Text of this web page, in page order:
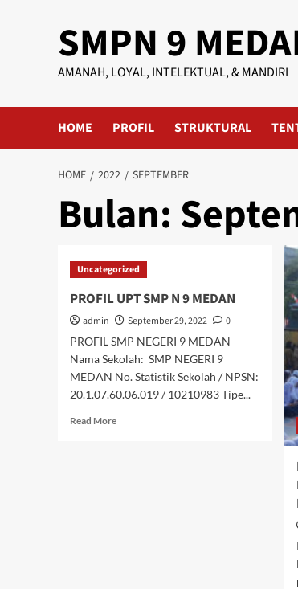
SMPN 9
AMANAH, LOYAL, INTELEKTUAL, & MANDIRI
HOME PROFIL STRUKTURAL
HOME 2022 SEPTEMBER
Bulan:
Uncategorized
PROFIL UPT SMP N 9 MEDAN
admin September 29, 2022
0
PROFIL SMP NEGERI 9 MEDAN
Nama Sekolah: SMP NEGERI 9
MEDAN No. Statistik Sekolah / NPSN:
20.1.07.60.06.019 / 10210983 Tipe...
Read MoreRead